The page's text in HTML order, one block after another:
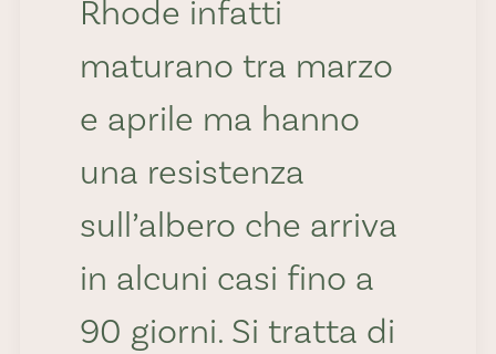
Rhode infatti
maturano tra marzo
e aprile ma hanno
una resistenza
sull’albero che arriva
in alcuni casi fino a
90 giorni. Si tratta di